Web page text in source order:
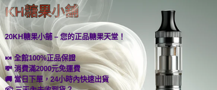
KH糖果小舖
20KH糖果小舖 – 您的正品糖果天堂！
🍬 全館100%正品保證
💸 消費滿2000元免運費
🚚 當日下單，24小時內快速出貨